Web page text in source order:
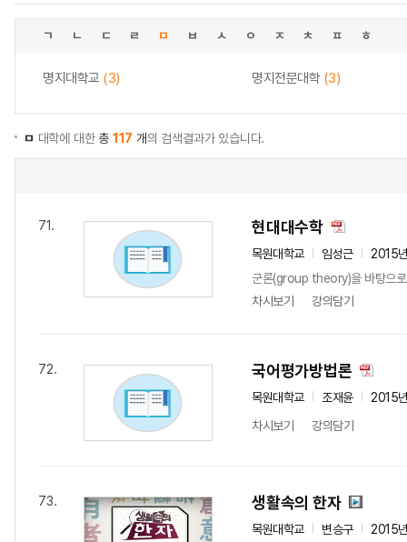
ㄱ ㄴ ㄷ ㄹ ㅁ ㅂ ㅅ ㅇ ㅈ ㅊ ㅍ ㅎ
명지대학교 (3) 명지전문대학 (3)
ㅁ 대학에 대한총 117 개의 검색결과가 있습니다.
71. 현대대수학
목원대학교 임성근
2015
군론(group theory)을 바탕으로
차시보기
강의담기
72. 국어평가방법론
목원대학교 조재윤
2015
차시보기
강의담기
73. 생활속의 한자
목원대학교 변승구
2015